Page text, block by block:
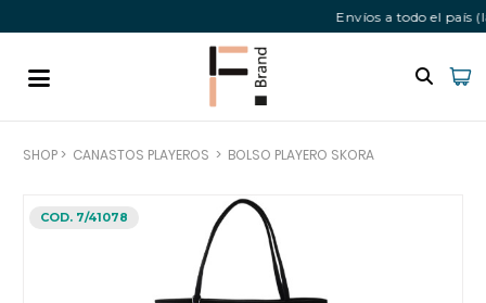
Envíos a todo el país
BOLSO PLAYERO SKORA
>
CANASTOS PLAYEROS
>
SHOP
COD. 7/41078